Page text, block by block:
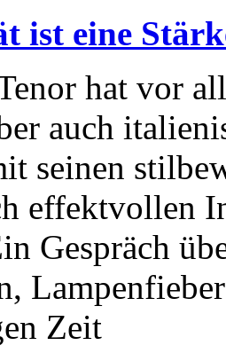
ist eine
hat vor
auch
seinen
effektvollen
Gespräch
Zeit